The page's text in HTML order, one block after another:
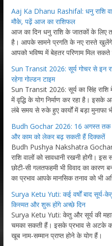
Aaj Ka Dhanu Rashifal: धनु राशि
मौके, पढ़ें आज का राशिफल
आज का दिन धनु राशि के जातकों के लिए
है। आपके सामने प्रगति के नए रास्ते
आपको भविष्य में बेहतर परिणाम मिल सकते
Sun Transit 2026: सूर्य गोचर से इन
रहेगा गोल्डन टाइम
Sun Transit 2026: सूर्य का सिंह राशि
में वृद्धि के योग निर्माण कर रहा है। इसके
लंबे समय से रुके हुए कार्यों में बड़ा मुनाफा
Budh Gochar 2026: 16 अगस्त तक
और काम को लेकर बढ़ सकती हैं दिक्कतें
Budh Pushya Nakshatra
राशि वालों को सावधानी रखनी होगी।
छोटी-सी गलतफहमी भी विवाद का
का प्रभाव आपके मानसिक तनाव को भी
Surya Ketu Yuti: कई वर्षों बाद सूर्य-
किस्मत और शुरू होंगे अच्छे दिन
Surya Ketu Yuti: केतु और सूर्य की
चमका सकती हैं। इसके प्रभाव से अटके
खूब नाम-सम्मान प्राप्त होने के योग हैं।